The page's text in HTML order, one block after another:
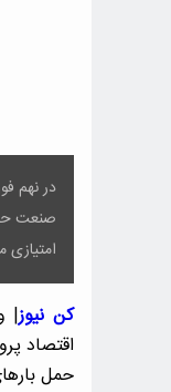
صنعت
کن نیوز
اقتصاد
حمل